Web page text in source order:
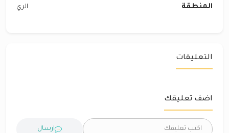
المنطقة الري
التعليقات
اضف تعليقك
ارسال